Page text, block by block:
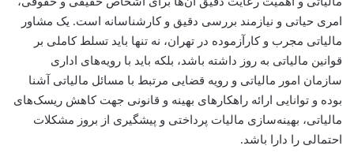
امری حیاتی و نیازمند بررسی دقیق و کارشناسانه است. یک مشاور
مالیاتی مجرب و کارآزموده در تهران، نه تنها باید تسلط کاملی بر
قوانین مالیاتی به روز داشته باشد، بلکه باید با رویه‌های اداری
سازمان امور مالیاتی و رویه قضایی مرتبط با مسائل مالیاتی آشنا
بوده و توانایی ارائه راهکارهای بهینه و قانونی جهت کاهش ریسک‌های
مالیاتی، بهینه‌سازی مالیات پرداختی و پیشگیری از بروز مشکلات
احتمالی را دارا باشد.